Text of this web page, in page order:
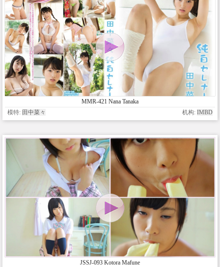
MMR-421 Nana Tanaka
模特: 田中菜々 机构: IMBD
JSSJ-093 Kotora Mafune